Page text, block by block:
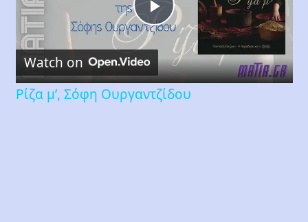
Play
Video
Watch on
Ρίζα μ’, Σόφη Ουργαντζίδου